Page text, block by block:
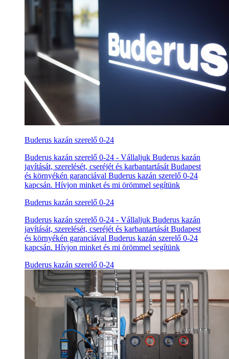
Buderus kazán szerelő 0-24
Buderus kazán szerelő 0-24 - Vállaljuk Buderus kazán
javítását, szerelését, cseréjét és karbantartását Budapest
és környékén garanciával Buderus kazán szerelő 0-24
kapcsán. Hívjon minket és mi örömmel segítünk
Buderus kazán szerelő 0-24
Buderus kazán szerelő 0-24 - Vállaljuk Buderus kazán
javítását, szerelését, cseréjét és karbantartását Budapest
és környékén garanciával Buderus kazán szerelő 0-24
kapcsán. Hívjon minket és mi örömmel segítünk
Buderus kazán szerelő 0-24